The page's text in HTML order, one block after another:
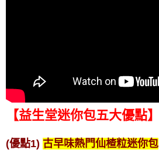
【益生堂迷你包五大優點】
(優點1) 古早味熱門仙楂粒迷你包